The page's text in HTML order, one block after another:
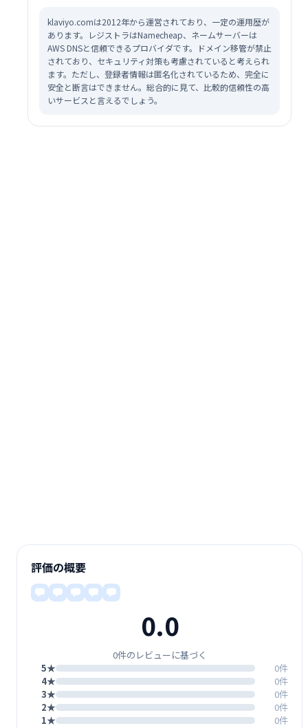
klaviyo.comは2012年から運営されており、一定の運用歴が
あります。レジストラはNamecheap、ネームサーバーは
AWS DNSと信頼できるプロバイダです。ドメイン移管が禁止
されており、セキュリティ対策も考慮されていると考えられ
ます。ただし、登録者情報は匿名化されているため、完全に
安全と断言はできません。総合的に見て、比較的信頼性の高
いサービスと言えるでしょう。
評価の概要
0.0
0件のレビューに基づく
5★
0件
4★
0件
3★
0件
2★
0件
1★
0件